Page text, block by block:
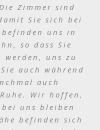
Zimmer sind
Sie sich bei
uns in
so dass Sie
werden, uns zu
auch während
auch
Wir hoffen,
uns bleiben
befinden sich